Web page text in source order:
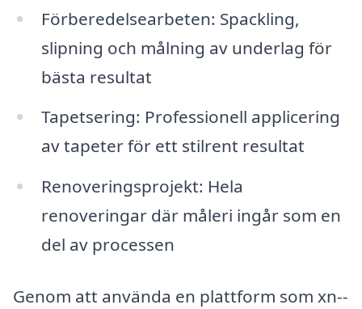
Förberedelsearbeten: Spackling,
slipning och målning av underlag för
bästa resultat
Tapetsering: Professionell applicering
av tapeter för ett stilrent resultat
Renoveringsprojekt: Hela
renoveringar där måleri ingår som en
del av processen
Genom att använda en plattform som xn--